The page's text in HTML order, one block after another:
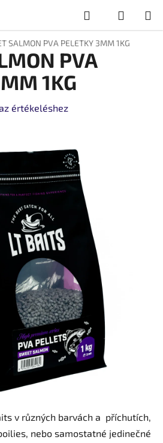
Keresés
KOSÁR
SALMON PVA PELETKY 3MM 1KG
v různých barvách a příchutích,
nebo samostatné jedinečné
PVA
1KG
értékeléshez